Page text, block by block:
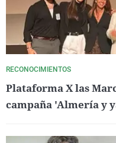
RECONOCIMIENTOS
Plataforma X las
campaña 'Almería y